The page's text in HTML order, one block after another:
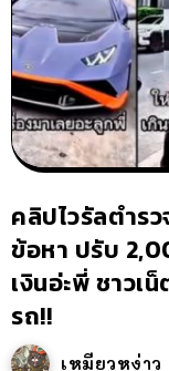
คลิปไวรัลตำร
ข้อหา ปรับ
เงินอ่ะพี่ ชาวเ
รถ!!
เหมียวหง่าว